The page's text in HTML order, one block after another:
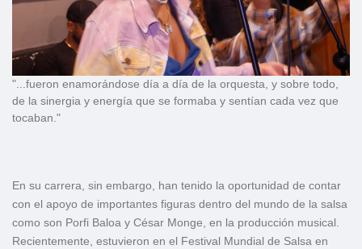
"...fueron enamorándose día a día de la orquesta, y sobre todo,
de la sinergia y energía que se formaba y sentían cada vez que
tocaban."
En su carrera, sin embargo, han tenido la oportunidad de contar
con el apoyo de importantes figuras dentro del mundo de la salsa
como son Porfi Baloa y César Monge, en la producción musical.
Recientemente, estuvieron en el Festival Mundial de Salsa en